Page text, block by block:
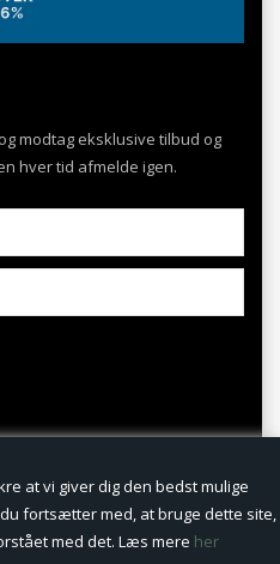
at vi giver dig den bedst mulige
fortsætter med, at bruge dette site,
med det. Læs mere her
modtag eksklusive tilbud og
hver tid afmelde igen.